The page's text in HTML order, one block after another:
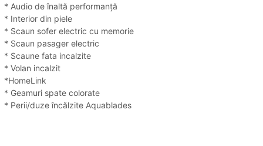
* Audio de înaltă performanță
* Interior din piele
* Scaun sofer electric cu memorie
* Scaun pasager electric
* Scaune fata incalzite
* Volan incalzit
*HomeLink
* Geamuri spate colorate
* Perii/duze încălzite Aquablades